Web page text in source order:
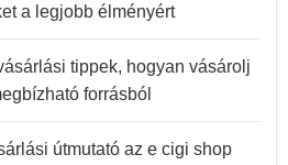
a legjobb élményért
tippek, hogyan vásárolj
forrásból
útmutató az e cigi shop